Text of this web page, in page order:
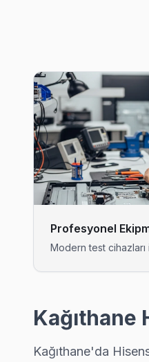
Gürsel Hisense Anakart
Hamidiye Hisense
Kağıthane'da Hamidiye
Kağıthane TV Servis
Harmantepe
Harmantepe mahallesi
Kağıthane TV Servis
Huzur Hisense Servis
Kağıthane'da Huzur
Profesyonel
Modern test cihazları
Kağıthane
Kağıthane'da